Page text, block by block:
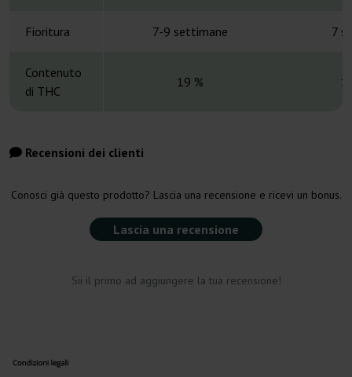
Fioritura 7-9 settimane 7
Contenuto
di THC
19 %
Recensioni dei clienti
Conosci già questo prodotto? Lascia una recensione e ricevi un bonus.
Lascia una recensione
Sii il primo ad aggiungere la tua recensione!